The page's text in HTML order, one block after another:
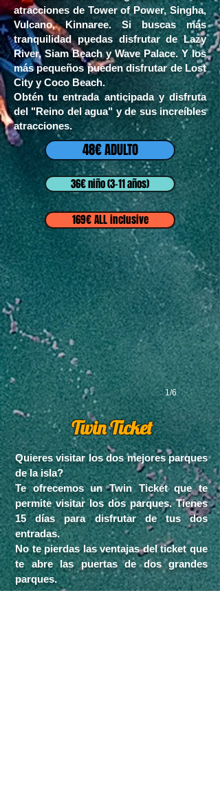
atracciones de Tower of Power, Singha,
Vulcano, Kinnaree. Si buscas más
tranquilidad puedas disfrutar de Lazy
River, Siam Beach y Wave Palace. Y los
más pequeños pueden disfrutar de Lost
City y Coco Beach.
Obtén tu entrada anticipada y disfruta
del "Reino del agua" y de sus increíbles
atracciones.
48€ ADULTO
36€ niño (3-11 años)
169€ ALL inclusive
1/6
TwinTicket
Quieres visitar losdos mejores parques
de la isla?
Te ofrecemos un Twin Ticket que te
permite visitar los dos parques. Tienes
15 días para disfrutar de tus dos
entradas.
No te pierdas las ventajas del ticket que
te abre las puertas de dos grandes
parques.